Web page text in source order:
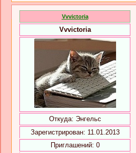
Vvvictoria
Vvvictoria
Откуда: Энгельс
Зарегистрирован: 11.01.2013
Приглашений: 0